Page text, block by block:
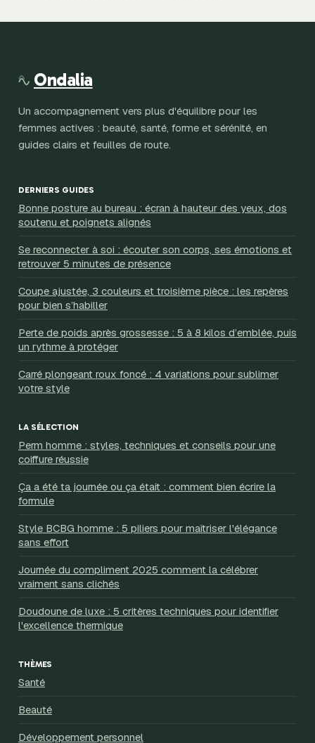
BPM et booster
quotidiens pour
Ondalia
Un accompagnement vers plus d'équilibre pour les
femmes actives : beauté, santé, forme et sérénité, en
guides clairs et feuilles de route.
DERNIERS GUIDES
Bonne posture au bureau : écran à hauteur des yeux, dos
soutenu et poignets alignés
Se reconnecter à soi : écouter son corps, ses émotions et
retrouver 5 minutes de présence
Coupe ajustée, 3 couleurs et troisième pièce : les repères
pour bien s’habiller
Perte de poids après grossesse : 5 à 8 kilos d’emblée, puis
un rythme à protéger
Carré plongeant roux foncé : 4 variations pour sublimer
votre style
LA SÉLECTION
Perm homme : styles, techniques et conseils pour une
coiffure réussie
Ça a été ta journée ou ça était : comment bien écrire la
formule
Style BCBG homme : 5 piliers pour maîtriser l'élégance
sans effort
Journée du compliment 2025 comment la célébrer
vraiment sans clichés
Doudoune de luxe : 5 critères techniques pour identifier
l'excellence thermique
THÈMES
Santé
Beauté
Développement personnel